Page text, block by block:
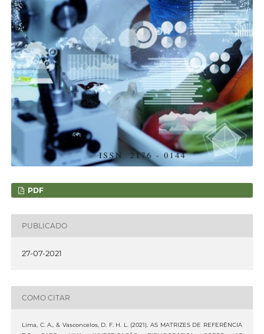
PDF
PUBLICADO
27-07-2021
COMO CITAR
Lima, C. A., & Vasconcelos, D. F. H. L. (2021). AS MATRIZES DE REFERÊNCIA